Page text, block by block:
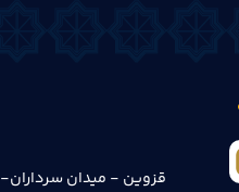
قزوین - میدان